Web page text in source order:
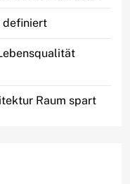
definiert
Raum spart